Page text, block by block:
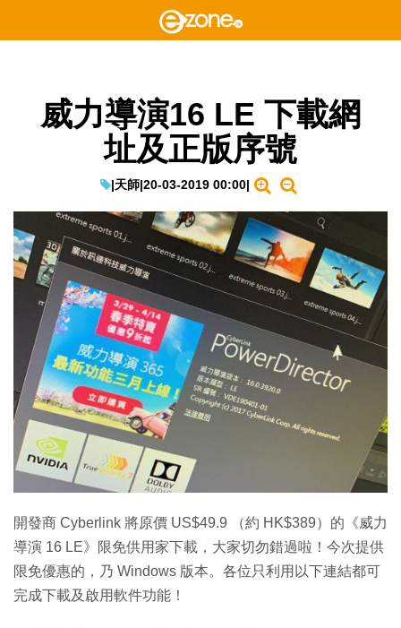
威力導演16 LE 下載網
址及正版序號
|天師|20-03-2019 00:00|
開發商 Cyberlink 將原價 US$49.9 （約 HK$389）的《威力
導演 16 LE》限免供用家下載，大家切勿錯過啦！今次提供
限免優惠的，乃 Windows 版本。各位只利用以下連結都可
完成下載及啟用軟件功能！